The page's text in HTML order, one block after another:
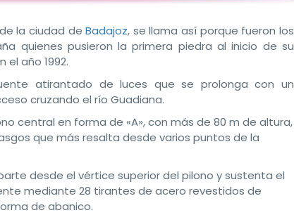
de la ciudad deBadajoz, se llama así porque fueron los
quienes pusieron la primera piedra al inicio de su
el año 1992.
atirantado de luces que se prolonga con un
cruzando el río Guadiana.
central en forma de «A», con más de 80 m de altura,
que más resalta desde varios puntos de la
desde el vértice superior del pilono y sustenta el
mediante 28 tirantes de acero revestidos de
de abanico.